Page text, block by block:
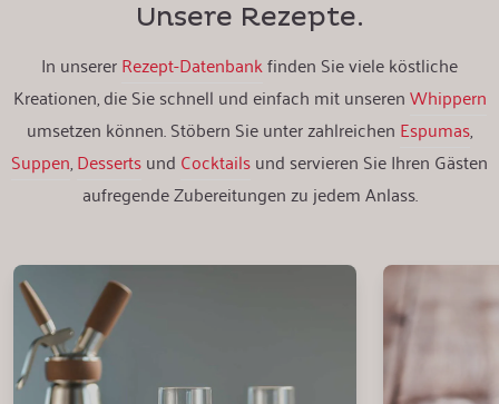
Unsere Rezepte.
In unsererRezept-Datenbankfinden Sie viele köstliche
Kreationen, die Sie schnell und einfach mit unserenWhippern
umsetzen können. Stöbern Sie unter zahlreichen Espumas,
Suppen,Dessertsund Cocktailsund servieren Sie Ihren Gästen
aufregende Zubereitungen zu jedem Anlass.